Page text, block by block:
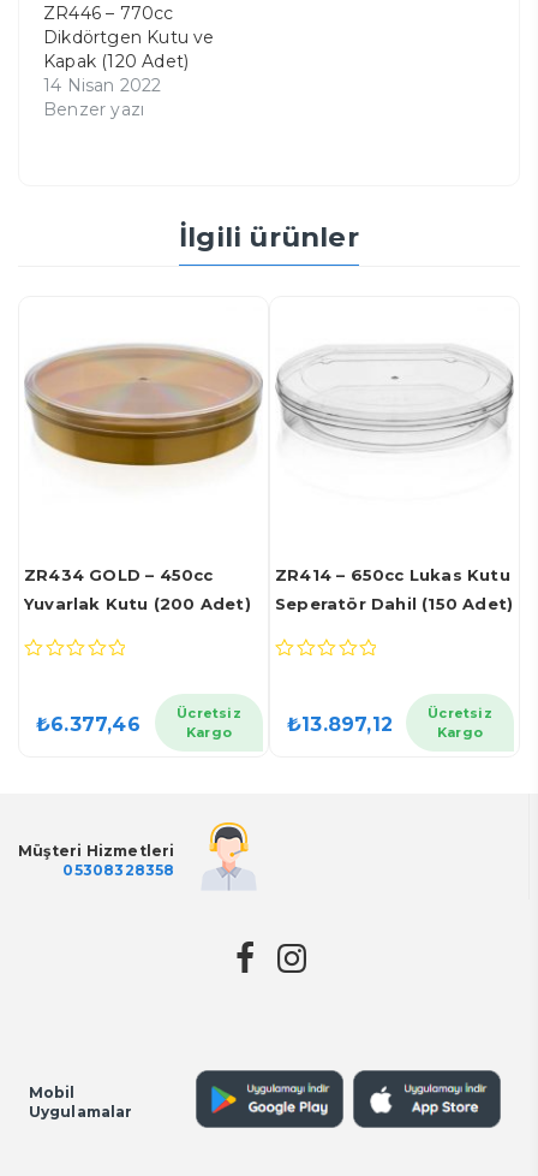
ZR446 – 770cc
Dikdörtgen Kutu ve
Kapak (120 Adet)
14 Nisan 2022
Benzer yazı
İlgili ürünler
ZR434 GOLD – 450cc
Yuvarlak Kutu (200 Adet)
₺6.377,46
Ücretsiz
Kargo
ZR414 – 650cc Lukas Kutu
Seperatör Dahil (150 Adet)
₺13.897,12
Ücretsiz
Kargo
Müşteri Hizmetleri
05308328358
Mobil
Uygulamalar